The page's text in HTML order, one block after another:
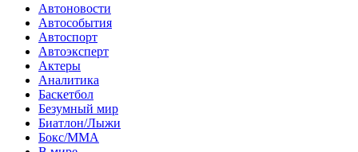
Автоновости
Автособытия
Автоспорт
Автоэксперт
Актеры
Аналитика
Баскетбол
Безумный мир
Биатлон/Лыжи
Бокс/MMA